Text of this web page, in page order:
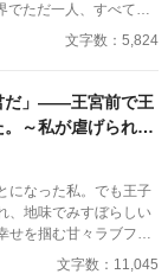
文字数：5,824
だ」――王宮前で王
～私が虐げられる
結び付
になった私。でも王子
地味でみすぼらしい
せを掴む甘々ラブファ
在も絡み、ハラハラと
文字数：11,045